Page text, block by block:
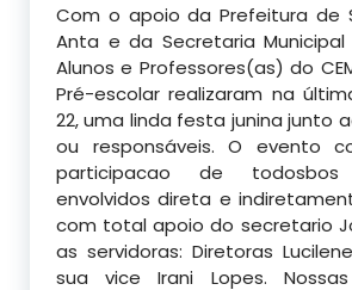
Com o apoio da Prefeitura de
Anta e da Secretaria Municipal
Alunos e Professores(as) do
Pré-escolar realizaram na
22, uma linda festa junina junto
ou responsáveis. O evento
participacao de todosbos
envolvidos direta e
com total apoio do secretario
as servidoras: Diretoras
sua vice Irani Lopes.